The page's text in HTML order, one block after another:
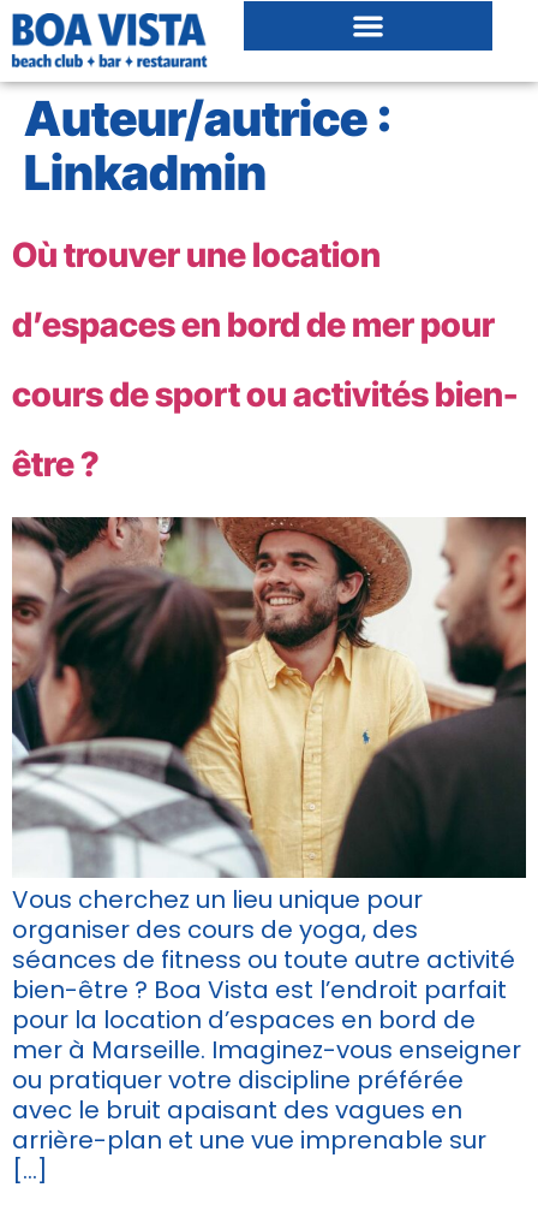
Auteur/autrice :
Linkadmin
Où trouver une location
d’espaces en bord de mer pour
cours de sport ou activités bien-
être ?
Vous cherchez un lieu unique pour
organiser des cours de yoga, des
séances de fitness ou toute autre activité
bien-être ? Boa Vista est l’endroit parfait
pour la location d’espaces en bord de
mer à Marseille. Imaginez-vous enseigner
ou pratiquer votre discipline préférée
avec le bruit apaisant des vagues en
arrière-plan et une vue imprenable sur
[…]